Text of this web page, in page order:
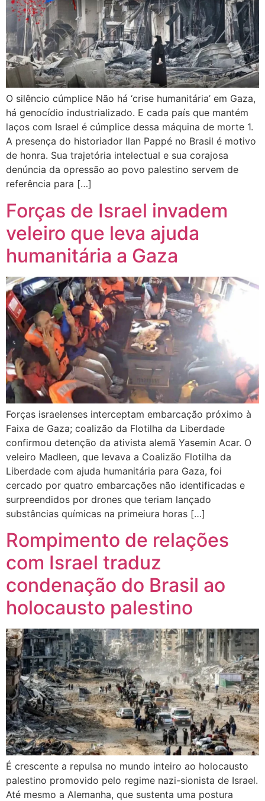
O silêncio cúmplice Não há ‘crise humanitária’ em Gaza,
há genocídio industrializado. E cada país que mantém
laços com Israel é cúmplice dessa máquina de morte 1.
A presença do historiador Ilan Pappé no Brasil é motivo
de honra. Sua trajetória intelectual e sua corajosa
denúncia da opressão ao povo palestino servem de
referência para […]
Forças de Israel invadem
veleiro que leva ajuda
humanitária a Gaza
Forças israelenses interceptam embarcação próximo à
Faixa de Gaza; coalizão da Flotilha da Liberdade
confirmou detenção da ativista alemã Yasemin Acar. O
veleiro Madleen, que levava a Coalizão Flotilha da
Liberdade com ajuda humanitária para Gaza, foi
cercado por quatro embarcações não identificadas e
surpreendidos por drones que teriam lançado
substâncias químicas na primeiura horas […]
Rompimento de relações
com Israel traduz
condenação do Brasil ao
holocausto palestino
É crescente a repulsa no mundo inteiro ao holocausto
palestino promovido pelo regime nazi-sionista de Israel.
Até mesmo a Alemanha, que sustenta uma postura